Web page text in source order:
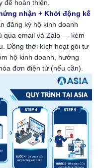
để hoàn thiện.
nhận + Khởi động kế
đăng ký hộ kinh doanh
qua email và Zalo — kèm
Đồng thời kích hoạt gói tư
hộ kinh doanh, hướng
đơn điện tử (nếu cần).